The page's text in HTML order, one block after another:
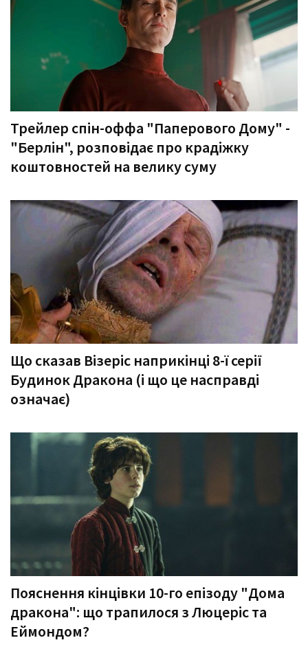
Трейлер спін-оффа "Паперового Дому" -
"Берлін", розповідає про крадіжку
коштовностей на велику суму
Що сказав Візеріс наприкінці 8-ї серії
Будинок Дракона (і що це насправді
означає)
Пояснення кінцівки 10-го епізоду "Дома
дракона": що трапилося з Люцеріс та
Еймондом?